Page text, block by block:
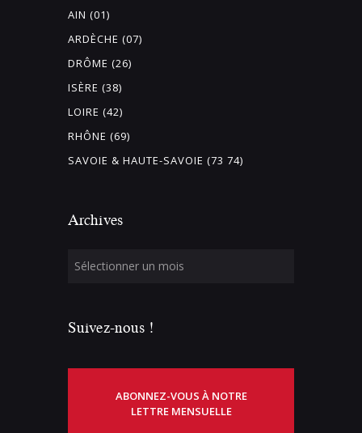
AIN (01)
ARDÈCHE (07)
DRÔME (26)
ISÈRE (38)
LOIRE (42)
RHÔNE (69)
SAVOIE & HAUTE-SAVOIE (73 74)
Archives
Suivez-nous !
ABONNEZ-VOUS À NOTRE
LETTRE MENSUELLE